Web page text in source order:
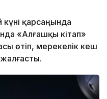
қарсаңында
«Алғашқы кітап»
өтіп, мерекелік кеш